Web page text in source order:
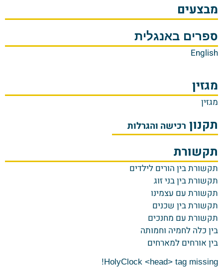
מבצעים
ספרים באנגלית
English
מגזין
מגזין
תקנון רכישה והגרלות
תקשורת
תקשורת בין הורים לילדים
תקשורת בין בני זוג
תקשורת עם עצמינו
תקשורת בין שכנים
תקשורת עם מחנכים
בין כלה לחמיה וחמותה
בין אורחים למארחים
HolyClock <head> tag missing!